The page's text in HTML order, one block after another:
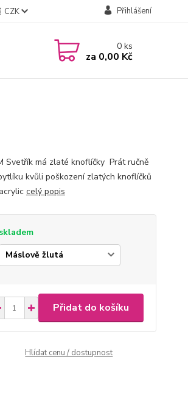
CZK Přihlášení
0ks
za 0,00 Kč
Svetřík má zlaté knoflíčky Prát ručně
kvůli poškození zlatých knoflíčků
celý popis
skladem
Přidat do košíku
Hlídat cenu / dostupnost